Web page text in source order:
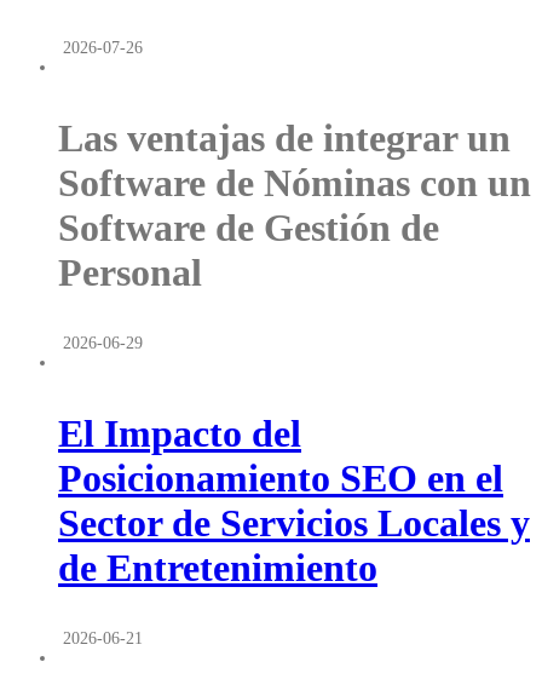
2026-07-26
Las ventajas de integrar un
Software de Nóminas con un
Software de Gestión de
Personal
2026-06-29
El Impacto del
Posicionamiento SEO en el
Sector de Servicios Locales y
de Entretenimiento
2026-06-21